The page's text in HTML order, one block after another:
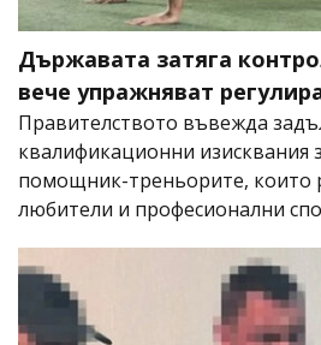
Държавата затяга
вече упражняват
Правителството въвежда
квалификационни изисквания
помощник-треньорите, които
любители и професионални